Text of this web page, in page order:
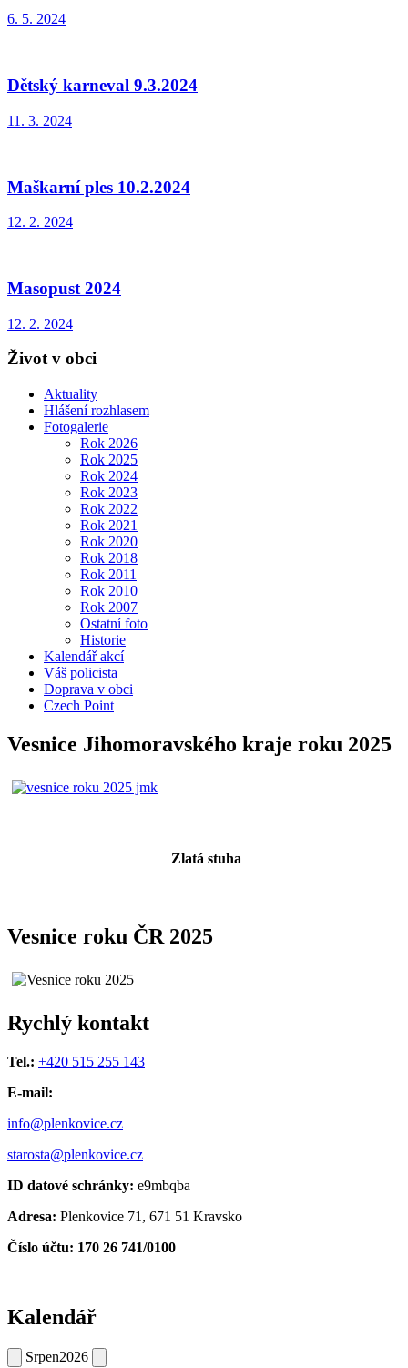
6. 5. 2024
Dětský karneval 9.3.2024
11. 3. 2024
Maškarní ples 10.2.2024
12. 2. 2024
Masopust 2024
12. 2. 2024
Život v obci
Aktuality
Hlášení rozhlasem
Fotogalerie
Rok 2026
Rok 2025
Rok 2024
Rok 2023
Rok 2022
Rok 2021
Rok 2020
Rok 2018
Rok 2011
Rok 2010
Rok 2007
Ostatní foto
Historie
Kalendář akcí
Váš policista
Doprava v obci
Czech Point
Vesnice Jihomoravského kraje roku 2025
Zlatá stuha
Vesnice roku ČR 2025
Rychlý kontakt
Tel.: +420 515 255 143
E-mail:
info@plenkovice.cz
starosta@plenkovice.cz
ID datové schránky: e9mbqba
Adresa: Plenkovice 71, 671 51 Kravsko
Číslo účtu: 170 26 741/0100
Kalendář
Srpen2026